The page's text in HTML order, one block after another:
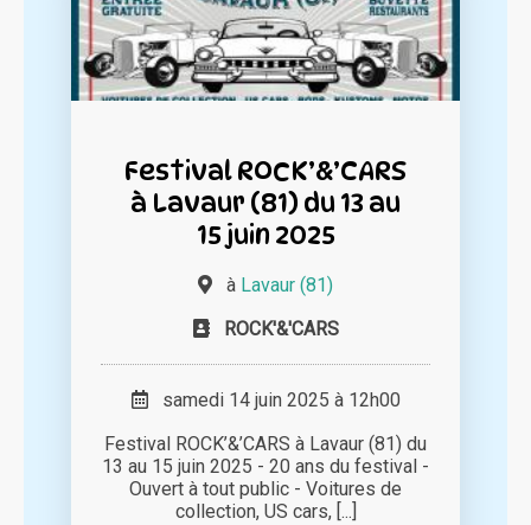
Festival ROCK’&’CARS
à Lavaur (81) du 13 au
15 juin 2025
à Lavaur (81)
ROCK'&'CARS
samedi 14 juin 2025 à 12h00
Festival ROCK’&’CARS à Lavaur (81) du
13 au 15 juin 2025 - 20 ans du festival -
Ouvert à tout public - Voitures de
collection, US cars, [...]